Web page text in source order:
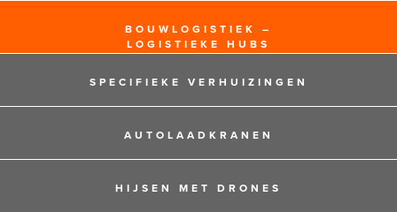
BOUWLOGISTIEK –
LOGISTIEKE HUBS
SPECIFIEKE VERHUIZINGEN
AUTOLAADKRANEN
HIJSEN MET DRONES
125 JAAR EXPERTS IN